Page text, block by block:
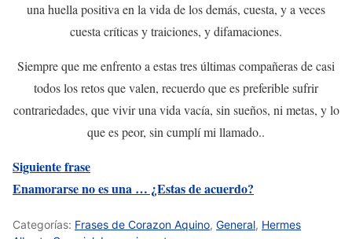
una huella positiva en la vida de los demás, cuesta, y a veces
cuesta críticas y traiciones, y difamaciones.
Siempre que me enfrento a estas tres últimas compañeras de casi
todos los retos que valen, recuerdo que es preferible sufrir
contrariedades, que vivir una vida vacía, sin sueños, ni metas, y lo
que es peor, sin cumplí mi llamado..
Siguiente frase
Enamorarse no es una … ¿Estas de acuerdo?
Categorías: Frases de Corazon Aquino, General, Hermes